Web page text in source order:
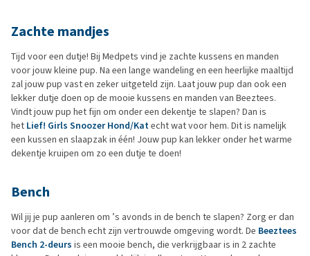
Zachte mandjes
Tijd voor een dutje! Bij Medpets vind je zachte kussens en manden
voor jouw kleine pup. Na een lange wandeling en een heerlijke maaltijd
zal jouw pup vast en zeker uitgeteld zijn. Laat jouw pup dan ook een
lekker dutje doen op de mooie kussens en manden van Beeztees.
Vindt jouw pup het fijn om onder een dekentje te slapen? Dan is
het Lief! Girls Snoozer Hond/Katecht wat voor hem. Dit is namelijk
een kussen en slaapzak in één! Jouw pup kan lekker onder het warme
dekentje kruipen om zo een dutje te doen!
Bench
Wil jij je pup aanleren om ’s avonds in de bench te slapen? Zorg er dan
voor dat de bench echt zijn vertrouwde omgeving wordt. De Beeztees
Bench 2-deurs is een mooie bench, die verkrijgbaar is in 2 zachte